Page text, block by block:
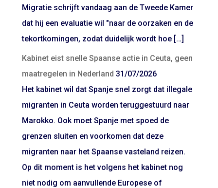
Migratie schrijft vandaag aan de Tweede Kamer
dat hij een evaluatie wil "naar de oorzaken en de
tekortkomingen, zodat duidelijk wordt hoe […]
Kabinet eist snelle Spaanse actie in Ceuta, geen
maatregelen in Nederland 31/07/2026
Het kabinet wil dat Spanje snel zorgt dat illegale
migranten in Ceuta worden teruggestuurd naar
Marokko. Ook moet Spanje met spoed de
grenzen sluiten en voorkomen dat deze
migranten naar het Spaanse vasteland reizen.
Op dit moment is het volgens het kabinet nog
niet nodig om aanvullende Europese of